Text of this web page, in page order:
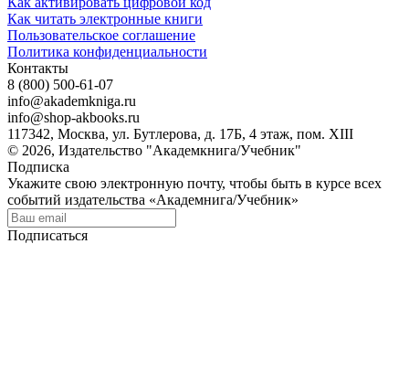
Как читать электронные книги
Пользовательское соглашение
Политика конфиденциальности
Контакты
8 (800) 500-61-07
info@akademkniga.ru
info@shop-akbooks.ru
117342, Москва, ул. Бутлерова, д. 17Б, 4 этаж, пом. XIII
© 2026, Издательство "Академкнига/Учебник"
Подписка
Укажите свою электронную почту, чтобы быть в курсе всех
событий издательства «Академнига/Учебник»
Подписаться